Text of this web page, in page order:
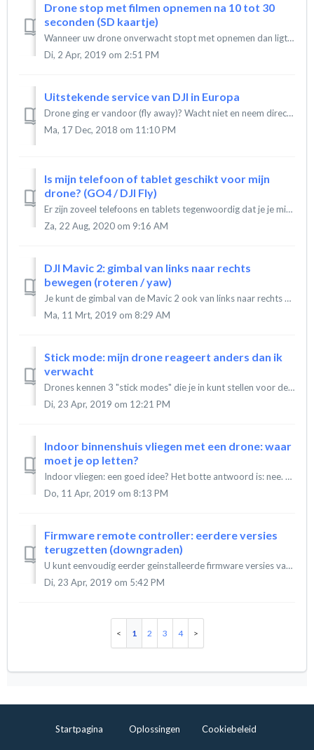
Drone stop met filmen opnemen na 10 tot 30
seconden (SD kaartje)
Wanneer uw drone onverwacht stopt met opnemen dan ligt dit vaak aan de SD kaart. Hoewel deze misschien prima werkt in uw laptop, pc of ander apparaat kan uw...
Di, 2 Apr, 2019 om 2:51 PM
Uitstekende service van DJI in Europa
Drone ging er vandoor (fly away)? Wacht niet en neem direct contact op met DJI via chat of e-mail. In garantie gevallen krijg je namelijk gewoon een nieuwe...
Ma, 17 Dec, 2018 om 11:10 PM
Is mijn telefoon of tablet geschikt voor mijn
drone? (GO4 / DJI Fly)
Er zijn zoveel telefoons en tablets tegenwoordig dat je je misschien afvraagt of jouw mobiele apparaat (telefoon of tablet) wel geschikt is voor je DJI dron...
Za, 22 Aug, 2020 om 9:16 AM
DJI Mavic 2: gimbal van links naar rechts
bewegen (roteren / yaw)
Je kunt de gimbal van de Mavic 2 ook van links naar rechts bewegen (ook wel yaw of gieren genoemd) ondanks dat hier geen knop voor is op de afstandsbedienin...
Ma, 11 Mrt, 2019 om 8:29 AM
Stick mode: mijn drone reageert anders dan ik
verwacht
Drones kennen 3 "stick modes" die je in kunt stellen voor de bediening en besturing van je drone. Je kunt deze modus zelf instellen op jouw voorke...
Di, 23 Apr, 2019 om 12:21 PM
Indoor binnenshuis vliegen met een drone: waar
moet je op letten?
Indoor vliegen: een goed idee? Het botte antwoord is: nee. Onze formele advies is om NOOIT binnen te vliegen met een drone. Daar zijn ze simpelweg niet ...
Do, 11 Apr, 2019 om 8:13 PM
Firmware remote controller: eerdere versies
terugzetten (downgraden)
U kunt eenvoudig eerder geinstalleerde firmware versies van DJI drones terugzetten (downgraden) vanuit de DJI GO4 app. Start de DJI GO4 app op en verbind ...
Di, 23 Apr, 2019 om 5:42 PM
1 2 3 4
Startpagina Oplossingen Cookiebeleid